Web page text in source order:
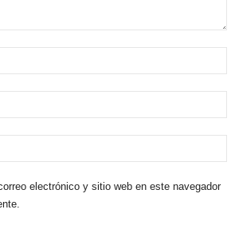
electrónico y sitio web en este navegador